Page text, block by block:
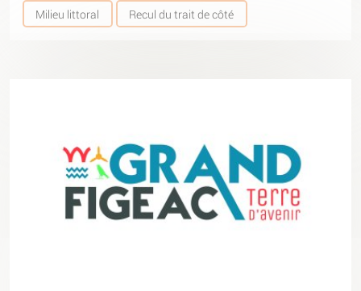
Milieu littoral Recul du trait de côté